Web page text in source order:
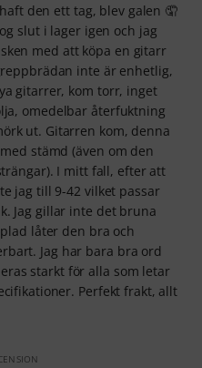
den ett tag, blev galen 🤦
slut i lager igen och jag
med att köpa en gitarr
inte är enhetlig,
gitarrer, kom torr, inget
omedelbar återfuktning
ut. Gitarren kom, denna
stämd (även om den
I mitt fall, efter att
jag till 9-42 vilket passar
Jag gillar inte det bruna
låter den bra och
Jag har bara bra ord
starkt för alla som letar
Perfekt frakt, allt